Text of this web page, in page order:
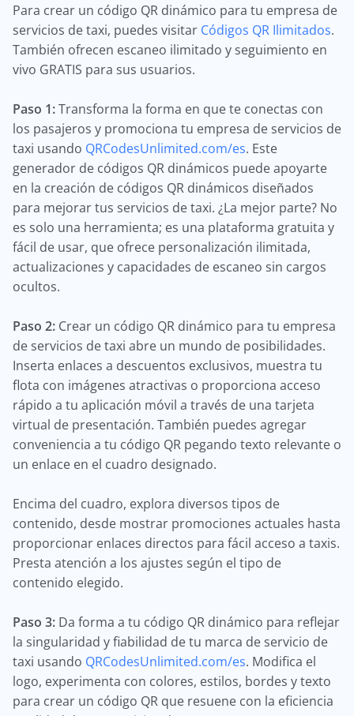
Para crear un código QR dinámico para tu empresa de
servicios de taxi, puedes visitar Códigos QR Ilimitados.
También ofrecen escaneo ilimitado y seguimiento en
vivo GRATIS para sus usuarios.
Paso 1:Transforma la forma en que te conectas con
los pasajeros y promociona tu empresa de servicios de
taxi usando QRCodesUnlimited.com/es. Este
generador de códigos QR dinámicos puede apoyarte
en la creación de códigos QR dinámicos diseñados
para mejorar tus servicios de taxi. ¿La mejor parte? No
es solo una herramienta; es una plataforma gratuita y
fácil de usar, que ofrece personalización ilimitada,
actualizaciones y capacidades de escaneo sin cargos
ocultos.
Paso 2: Crear un código QR dinámico para tu empresa
de servicios de taxi abre un mundo de posibilidades.
Inserta enlaces a descuentos exclusivos, muestra tu
flota con imágenes atractivas o proporciona acceso
rápido a tu aplicación móvil a través de una tarjeta
virtual de presentación. También puedes agregar
conveniencia a tu código QR pegando texto relevante o
un enlace en el cuadro designado.
Encima del cuadro, explora diversos tipos de
contenido, desde mostrar promociones actuales hasta
proporcionar enlaces directos para fácil acceso a taxis.
Presta atención a los ajustes según el tipo de
contenido elegido.
Paso 3: Da forma a tu código QR dinámico para reflejar
la singularidad y fiabilidad de tu marca de servicio de
taxi usando QRCodesUnlimited.com/es. Modifica el
logo, experimenta con colores, estilos, bordes y texto
para crear un código QR que resuene con la eficiencia